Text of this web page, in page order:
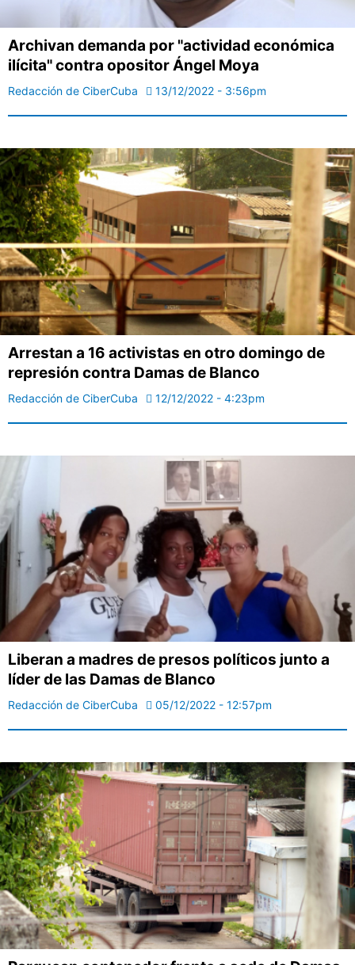
Archivan demanda por "actividad económica
ilícita" contra opositor Ángel Moya
Redacción de CiberCuba 13/12/2022 - 3:56pm
Arrestan a 16 activistas en otro domingo de
represión contra Damas de Blanco
Redacción de CiberCuba 12/12/2022 - 4:23pm
Liberan a madres de presos políticos junto a
líder de las Damas de Blanco
Redacción de CiberCuba 05/12/2022 - 12:57pm